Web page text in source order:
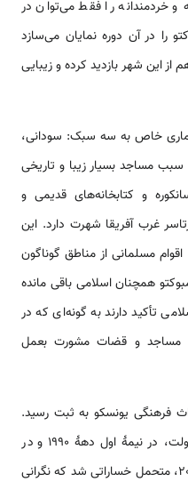
خردمندانه را فقط می‌توان در
را در آن دوره نمایان می‌سازد
این شهر بازدید کرده و زیبایی
خاص به سه سبک: سودانی،
مساجد بسیار زیبا و تاریخی
و کتابخانه‌های قدیمی و
غرب آفریقا شهرت دارد. این
مسلمانی از مناطق گوناگون
همچنان اسلامی باقی مانده
تأکید دارند به گونه‌ای که در
مساجد و قضات مشورت بعمل
میراث فرهنگی یونسکو به ثبت رسید.
این شهر طی جنگ داخلی طوارق با دولت، در نیمۀ اول دهۀ 1990 و در
جریان جنگ داخلی سال‌های 2011 و 2012، متحمل خساراتی شد که نگرانی